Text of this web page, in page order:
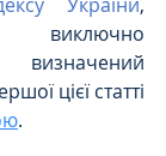
виключно
визначений
.